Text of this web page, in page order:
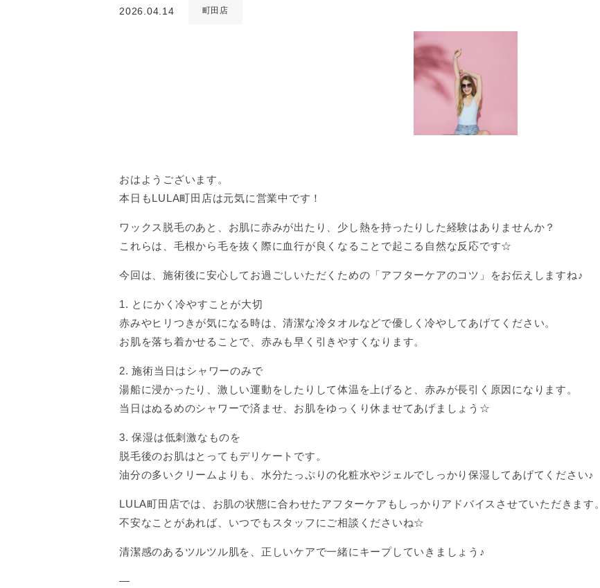
2026.04.14 町田店
おはようございます。
本日もLULA町田店は元気に営業中です！
ワックス脱毛のあと、お肌に赤みが出たり、少し熱を持ったりした経験はありませんか？
これらは、毛根から毛を抜く際に血行が良くなることで起こる自然な反応です☆
今回は、施術後に安心してお過ごしいただくための「アフターケアのコツ」をお伝えしますね♪
1. とにかく冷やすことが大切
赤みやヒリつきが気になる時は、清潔な冷タオルなどで優しく冷やしてあげてください。
お肌を落ち着かせることで、赤みも早く引きやすくなります。
2. 施術当日はシャワーのみで
湯船に浸かったり、激しい運動をしたりして体温を上げると、赤みが長引く原因になります。
当日はぬるめのシャワーで済ませ、お肌をゆっくり休ませてあげましょう☆
3. 保湿は低刺激なものを
脱毛後のお肌はとってもデリケートです。
油分の多いクリームよりも、水分たっぷりの化粧水やジェルでしっかり保湿してあげてください♪
LULA町田店では、お肌の状態に合わせたアフターケアもしっかりアドバイスさせていただきます。
不安なことがあれば、いつでもスタッフにご相談くださいね☆
清潔感のあるツルツル肌を、正しいケアで一緒にキープしていきましょう♪
—